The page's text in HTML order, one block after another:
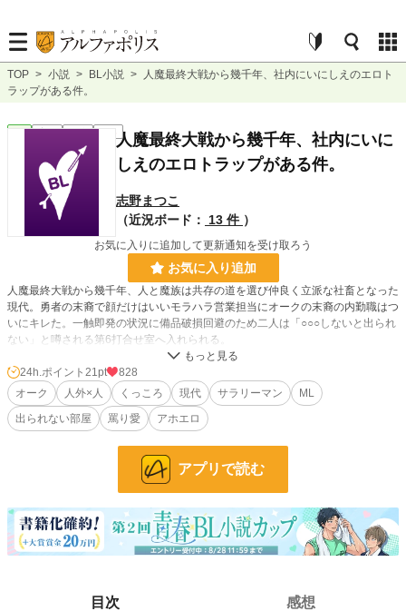
TOP > 小説 > BL小説 >
人魔最終大戦から幾千年、社内にいにしえのエロト
ラップがある件。
BL 完結 短編
人魔最終大戦から幾千年、社内にいに
しえのエロトラップがある件。
志野まつこ
（近況ボード：
13 件 ）
お気に入りに追加して更新通知を受け取ろう
お気に入り追加
人魔最終大戦から幾千年、人と魔族は共存の道を選び仲良く立派な社畜となった
現代。勇者の末裔で顔だけはいいモラハラ営業担当にオークの末裔の内勤職はつ
いにキレた。一触即発の状況に備品破損回避のため二人は「○○○しないと出られ
ない」と噂される第6打合せ室へ入れられる。
性技に特化したオーク筋×自意識過剰・適応能力カンスト勇者筋のアホエロ。
「良識人な大久さんをブチ切れさせるなんて優士屋どんだけだよ」なプチクズが
耐性スキルで抗いながらもぐちゃドロにされる話が読みたい方向け。全9話の予
定です。「社畜になったオークと勇者。」より改題。
25,110 位 / 228,643 件
6,354 位 / 31,392 件
お気に入り 104
24h.ポイント 21 pt
24h.ポイント 21pt
828
オーク
人外×人 くっころ 現代 サラリーマン
ML
出られない部屋
罵り愛 アホエロ
アプリで読む
目次 感想